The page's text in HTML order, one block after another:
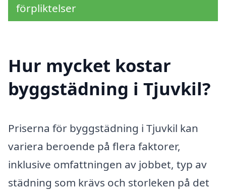
förpliktelser
Hur mycket kostar
byggstädning i Tjuvkil?
Priserna för byggstädning i Tjuvkil kan
variera beroende på flera faktorer,
inklusive omfattningen av jobbet, typ av
städning som krävs och storleken på det